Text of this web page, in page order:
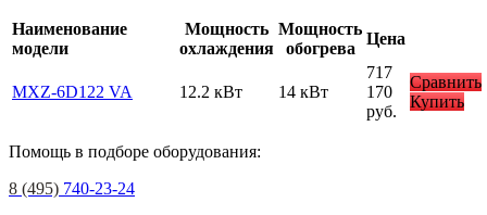
Наименование
модели
Мощность
охлаждения
Мощность
обогрева
Цена
MXZ-6D122 VA 12.2 кВт 14 кВт
717
170
руб.
Сравнить
Купить
Помощь в подборе оборудования:
8 (495) 740-23-24